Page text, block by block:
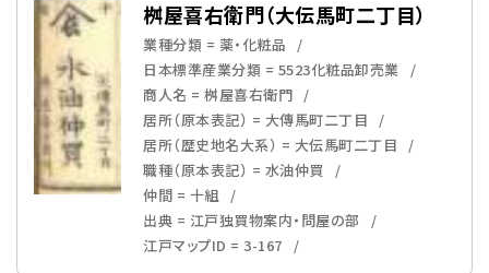
桝屋喜右衛門（大伝馬町二丁目）
業種分類 = 薬・化粧品
日本標準産業分類 = 5523化粧品卸売業
商人名 = 桝屋喜右衛門
居所（原本表記） = 大傳馬町二丁目
居所（歴史地名大系） = 大伝馬町二丁目
職種（原本表記） = 水油仲買
仲間 = 十組
出典 = 江戸独買物案内・問屋の部
江戸マップID = 3-167